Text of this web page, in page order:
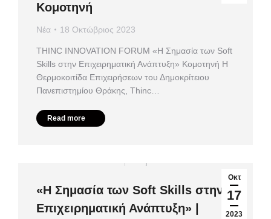
Κομοτηνή
Νέα 18 Οκτώβριος 2023
ΤHINC INNOVATION FORUM «Η Σημασία των Soft
Skills στην Επιχειρηματική Ανάπτυξη» Κομοτηνή Η
Θερμοκοιτίδα Επιχειρήσεων του Δημοκρίτειου
Πανεπιστημίου Θράκης, Thinc…
Read more
Οκτ
17
2023
«Η Σημασία των Soft Skills στην
Επιχειρηματική Ανάπτυξη» |